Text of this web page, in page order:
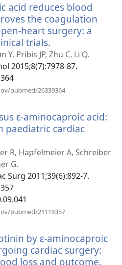
acid reduces blood
the coagulation
heart surgery: a
trials.
neues
Fenster)
Y, Pribis JP, Zhu C, Li Q.
2015;8(7):7978-87.
pubmed/26339364
ɛ-aminocaproic acid:
paediatric cardiac
R, Hapfelmeier A, Schreiber
G.
Surg 2011;39(6):892-7.
pubmed/21115357
by ε-aminocaproic
cardiac surgery:
loss and outcome.